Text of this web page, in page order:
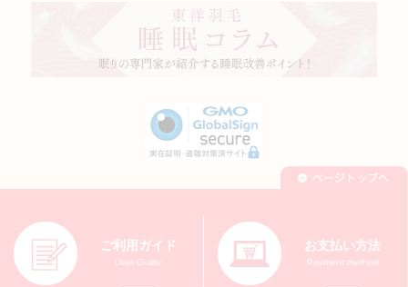
ご利用ガイド
User Guide
お支払い方法
Payment method